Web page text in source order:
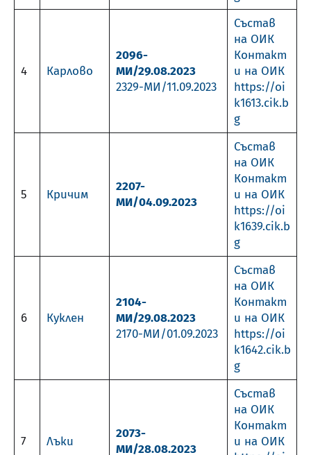
4 Карлово
2096-
МИ/29.08.2023
2329-МИ/11.09.2023
Състав
на ОИК
Контакт
и на ОИК
https://oi
k1613.cik.b
g
5 Кричим
2207-
МИ/04.09.2023
Състав
на ОИК
Контакт
и на ОИК
https://oi
k1639.cik.b
g
6 Куклен
2104-
МИ/29.08.2023
2170-МИ/01.09.2023
Състав
на ОИК
Контакт
и на ОИК
https://oi
k1642.cik.b
g
7 Лъки
2073-
МИ/28.08.2023
Състав
на ОИК
Контакт
и на ОИК